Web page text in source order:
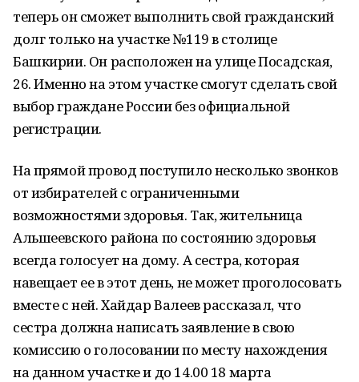
теперь он сможет выполнить свой гражданский
долг только на участке №119 в столице
Башкирии. Он расположен на улице Посадская,
26. Именно на этом участке смогут сделать свой
выбор граждане России без официальной
регистрации.
На прямой провод поступило несколько звонков
от избирателей с ограниченными
возможностями здоровья. Так, жительница
Альшеевского района по состоянию здоровья
всегда голосует на дому. А сестра, которая
навещает ее в этот день, не может проголосовать
вместе с ней. Хайдар Валеев рассказал, что
сестра должна написать заявление в свою
комиссию о голосовании по месту нахождения
на данном участке и до 14.00 18 марта